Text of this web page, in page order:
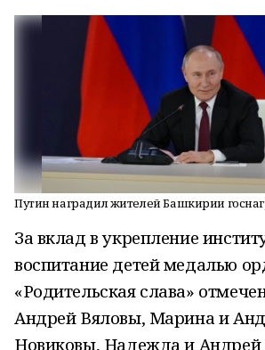
Путин наградил жителей Башкирии
За вклад в укрепление
воспитание детей медалью
«Родительская слава»
Андрей Вяловы, Марина и
Новиковы, Надежда и Андрей